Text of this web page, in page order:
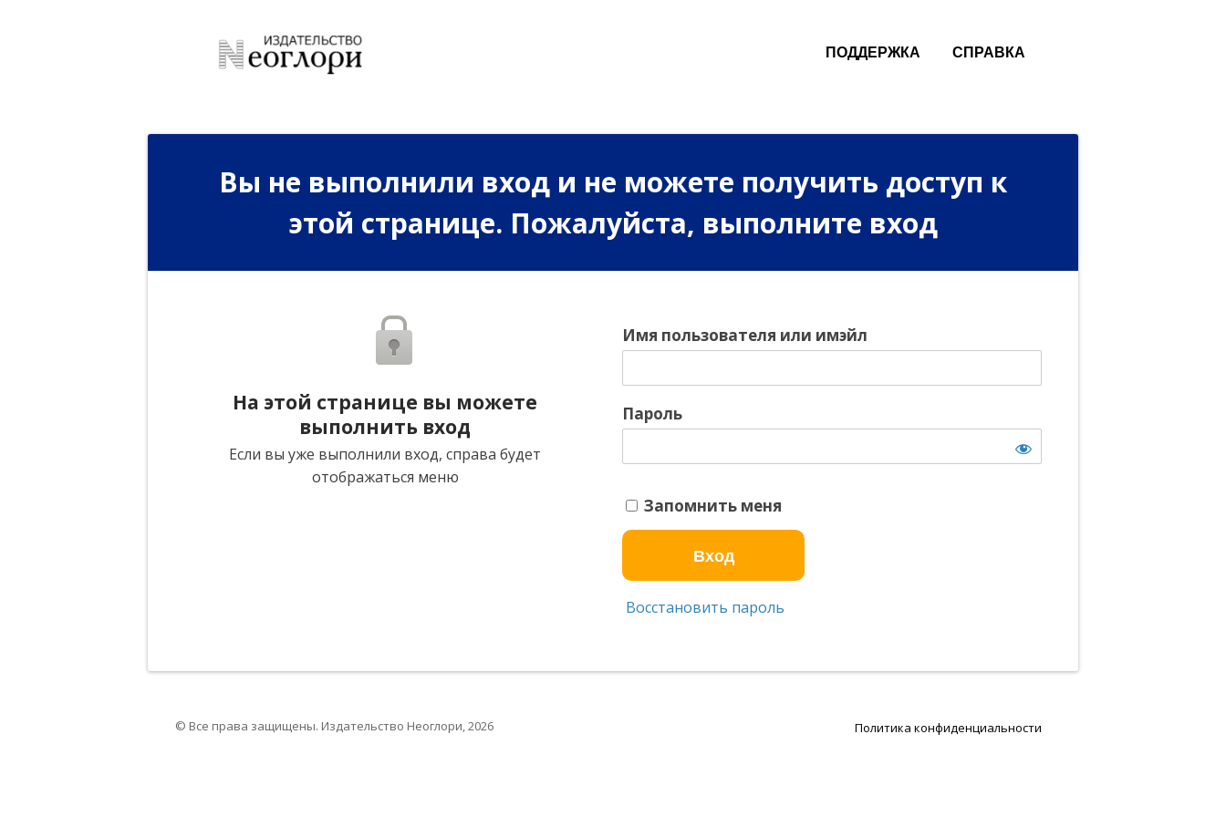
ПОДДЕРЖКА СПРАВКА
Вы не выполнили вход и не можете получить доступ к
этой странице. Пожалуйста, выполните вход
На этой странице вы можете
выполнить вход
Если вы уже выполнили вход, справа будет
отображаться меню
Имя пользователя или имэйл
Пароль
Запомнить меня
Восстановить пароль
Политика конфиденциальности
© Все права защищены. Издательство Неоглори, 2026